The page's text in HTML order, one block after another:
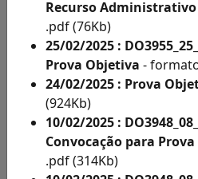
Solicitações
de
Condições
Especiais
e
Inscritos
Como
Deficientes
Recurso
.pdf (76Kb)
25/02/2025 :
Prova Objetiva -
24/02/2025 : Prova
(924Kb)
10/02/2025 :
Convocação para
.pdf (314Kb)